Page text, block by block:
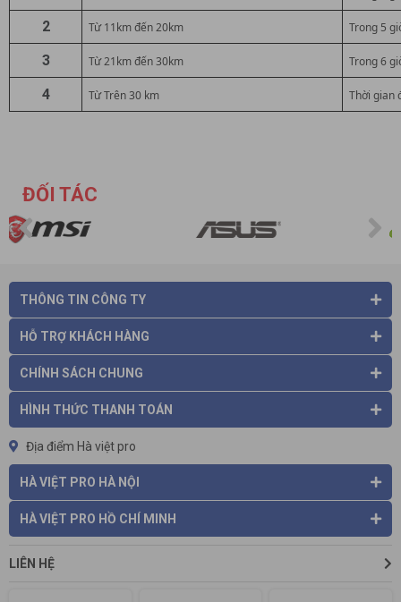
2 Từ 11km đến 20km Trong 5
3 Từ 21km đến 30km Trong 6
4 Từ Trên 30 km Thời gian
ĐỐI TÁC
THÔNG TIN CÔNG TY
HỖ TRỢ KHÁCH HÀNG
CHÍNH SÁCH CHUNG
HÌNH THỨC THANH TOÁN
Địa điểm Hà việt pro
HÀ VIỆT PRO HÀ NỘI
HÀ VIỆT PRO HỒ CHÍ MINH
LIÊN HỆ